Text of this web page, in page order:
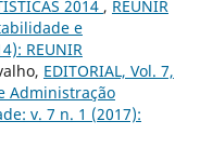
2014 , REUNIR
e
REUNIR
EDITORIAL, Vol. 7,
Administração
v. 7 n. 1 (2017):